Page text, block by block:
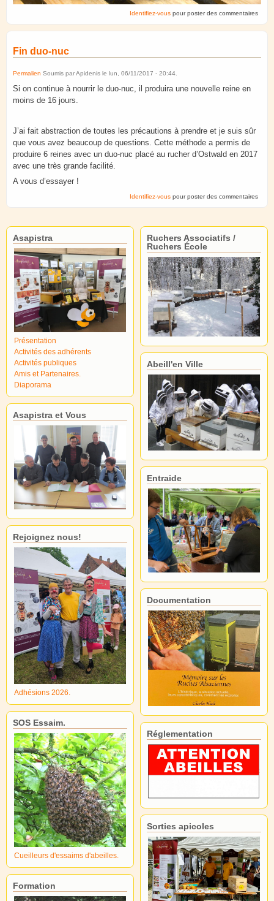
Identifiez-vous pour poster des commentaires
Fin duo-nuc
Permalien Soumis parApidenis le lun, 06/11/2017 - 20:44
Si on continue à nourrir le duo-nuc, il produira une nouvelle reine en
moins de 16 jours.
J’ai fait abstraction de toutes les précautions à prendre et je suis sûr
que vous avez beaucoup de questions. Cette méthode a permis de
produire 6 reines avec un duo-nuc placé au rucher d’Ostwald en 2017
avec une très grande facilité.
A vous d’essayer !
Identifiez-vous pour poster des commentaires
Asapistra
Présentation
Activités des adhérents
Activités publiques
Amis et Partenaires.
Diaporama
Asapistra et Vous
Rejoignez nous!
Adhésions 2026.
SOS Essaim.
Cueilleurs d'essaims d'abeilles.
Formation
Ruchers Associatifs /
Ruchers École
Abeill'en Ville
Entraide
Documentation
Réglementation
Sorties apicoles